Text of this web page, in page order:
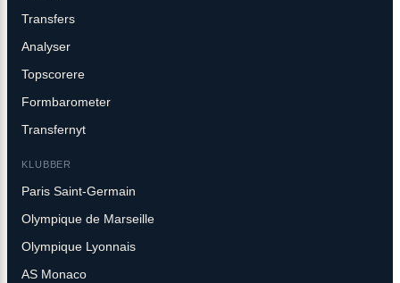
Transfers
Analyser
Topscorere
Formbarometer
Transfernyt
KLUBBER
Paris Saint-Germain
Olympique de Marseille
Olympique Lyonnais
AS Monaco